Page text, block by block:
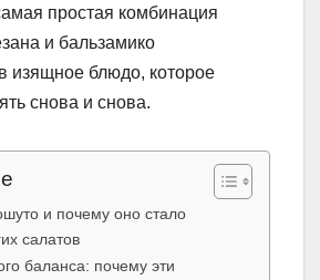
простая комбинация
и бальзамико
изящное блюдо, которое
снова и снова.
и почему оно стало
салатов
баланса: почему эти